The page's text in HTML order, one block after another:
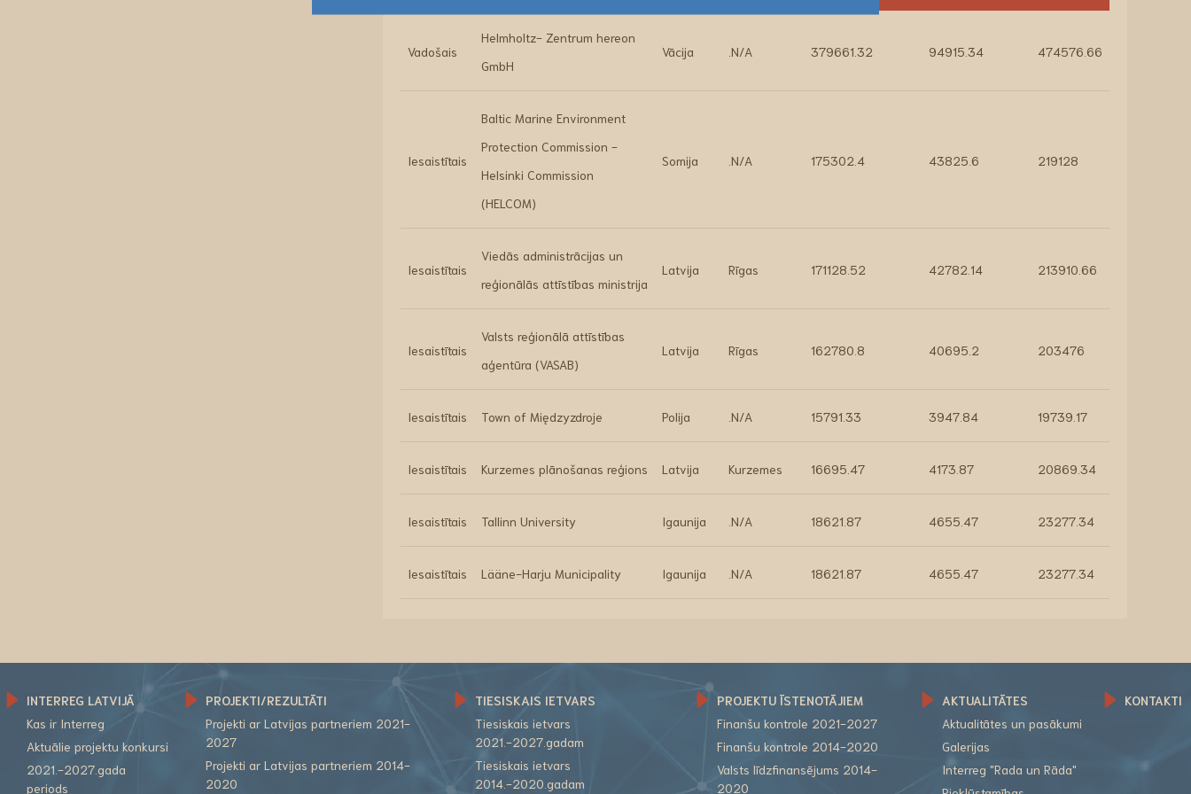
Vadošais
Helmholtz- Zentrum hereon
GmbH
Vācija .N/A 379661.32 94915.34 474576.66
Iesaistītais
Baltic Marine Environment
Protection Commission -
Helsinki Commission
(HELCOM)
Somija .N/A 175302.4 43825.6 219128
Iesaistītais
Viedās administrācijas un
reģionālās attīstības ministrija
Latvija Rīgas 171128.52 42782.14 213910.66
Iesaistītais
Valsts reģionālā attīstības
aģentūra (VASAB)
Latvija Rīgas 162780.8 40695.2 203476
Iesaistītais Town of Międzyzdroje Polija .N/A 15791.33 3947.84 19739.17
Iesaistītais Kurzemes plānošanas reģions Latvija Kurzemes 16695.47 4173.87 20869.34
Iesaistītais Tallinn University Igaunija .N/A 18621.87 4655.47 23277.34
Iesaistītais Lääne-Harju Municipality Igaunija .N/A 18621.87 4655.47 23277.34
INTERREG LATVIJĀ
Kas ir Interreg
Aktuālie projektu konkursi
2021.-2027.gada
periods
PROJEKTI/REZULTĀTI
Projekti ar Latvijas partneriem 2021-
2027
Projekti ar Latvijas partneriem 2014-
2020
TIESISKAIS IETVARS
Tiesiskais ietvars
2021.-2027.gadam
Tiesiskais ietvars
2014.-2020.gadam
PROJEKTU ĪSTENOTĀJIEM
Finanšu kontrole 2021-2027
Finanšu kontrole 2014-2020
Valsts līdzfinansējums 2014-
2020
AKTUALITĀTES
Aktualitātes un pasākumi
Galerijas
Interreg "Rada un Rāda"
KONTAKTI